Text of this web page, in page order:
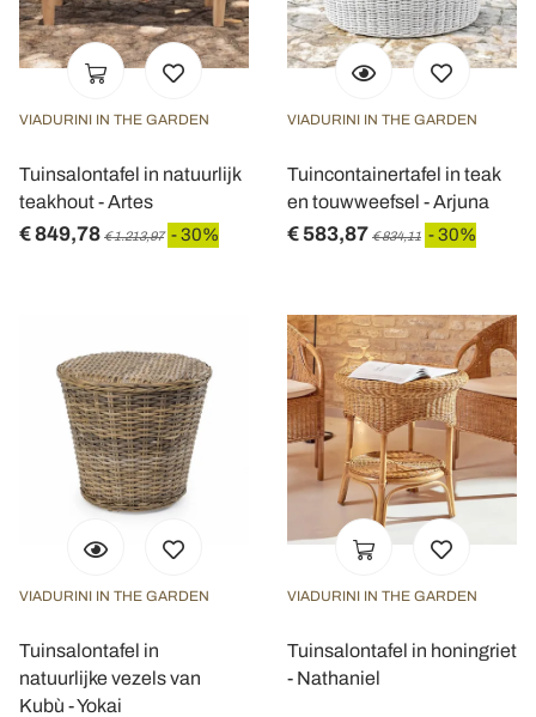
VIADURINI IN THE GARDEN
Tuinsalontafel in natuurlijk
teakhout - Artes
€ 849,78 € 1.213,97 - 30%
VIADURINI IN THE GARDEN
Tuincontainertafel in teak
en touwweefsel - Arjuna
€ 583,87 € 834,11 - 30%
VIADURINI IN THE GARDEN
Tuinsalontafel in
natuurlijke vezels van
Kubù - Yokai
VIADURINI IN THE GARDEN
Tuinsalontafel in honingriet
- Nathaniel